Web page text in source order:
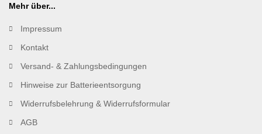
Mehr über...
Impressum
Kontakt
Versand- & Zahlungsbedingungen
Hinweise zur Batterieentsorgung
Widerrufsbelehrung & Widerrufsformular
AGB